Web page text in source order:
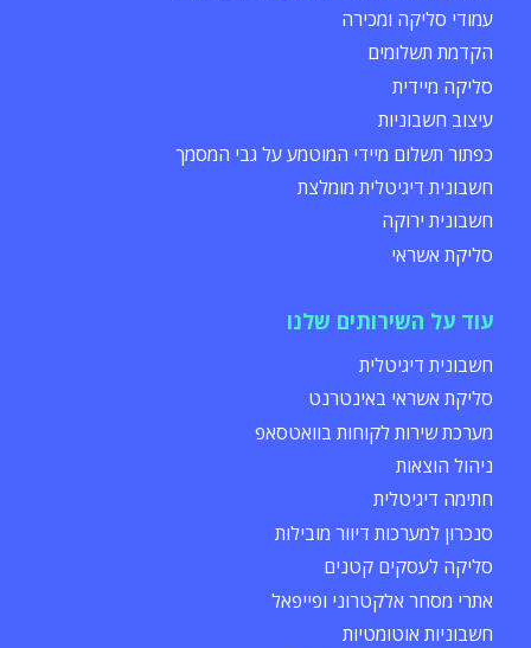
עמודי סליקה ומכירה
הקדמת תשלומים
סליקה מיידית
עיצוב חשבוניות
כפתור תשלום מיידי המוטמע על גבי המסמך
חשבונית דיגיטלית מומלצת
חשבונית ירוקה
סליקת אשראי
עוד על השירותים שלנו
חשבונית דיגיטלית
סליקת אשראי באינטרנט
מערכת שירות לקוחות בוואטסאפ
ניהול הוצאות
חתימה דיגיטלית
סנכרון למערכות דיוור מובילות
סליקה לעסקים קטנים
אתרי מסחר אלקטרוני ופייפאל
חשבוניות אוטומטיות